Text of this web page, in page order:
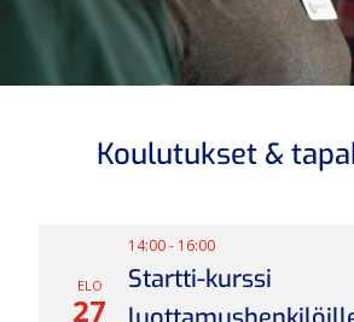
Koulutukset &
ELO
27
14:00- 16:00
Startti-kurssi